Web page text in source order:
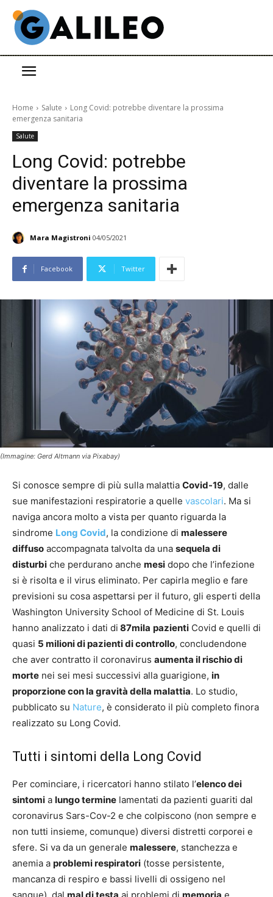
Home Salute
Long Covid: potrebbe diventare la prossima
emergenza sanitaria
Salute
Long Covid: potrebbe
diventare la prossima
emergenza sanitaria
Mara Magistroni 04/05/2021
Facebook Twitter
(Immagine: Gerd Altmann via Pixabay)
Si conosce sempre di più sulla malattia Covid-19, dalle
sue manifestazioni respiratorie a quelle vascolari. Ma si
naviga ancora molto a vista per quanto riguarda la
sindrome Long Covid, la condizione di malessere
diffuso accompagnata talvolta da una sequela di
disturbi che perdurano anche mesi dopo che l’infezione
si è risolta e il virus eliminato. Per capirla meglio e fare
previsioni su cosa aspettarsi per il futuro, gli esperti della
Washington University School of Medicine di St. Louis
hanno analizzato i dati di 87mila pazienti Covid e quelli di
quasi 5 milioni di pazienti di controllo, concludendone
che aver contratto il coronavirus aumenta il rischio di
morte nei sei mesi successivi alla guarigione, in
proporzione con la gravità della malattia. Lo studio,
pubblicato su Nature, è considerato il più completo finora
realizzato su Long Covid.
Tutti i sintomi della Long Covid
Per cominciare, i ricercatori hanno stilato l’elenco dei
sintomi a lungo termine lamentati da pazienti guariti dal
coronavirus Sars-Cov-2 e che colpiscono (non sempre e
non tutti insieme, comunque) diversi distretti corporei e
sfere. Si va da un generale malessere, stanchezza e
anemia a problemi respiratori (tosse persistente,
mancanza di respiro e bassi livelli di ossigeno nel